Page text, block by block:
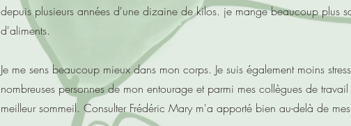
depuis plusieurs années d'une dizaine de kilos. je mange beaucoup plus
d'aliments.
Je me sens beaucoup mieux dans mon corps. Je suis également moins
nombreuses personnes de mon entourage et parmi mes collègues de
meilleur sommeil. Consulter Frédéric Mary m'a apporté bien au-delà de mes